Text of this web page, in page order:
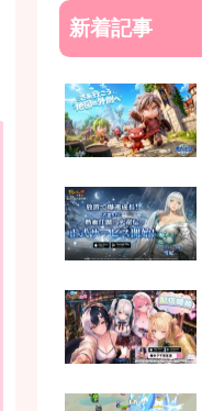
新着記事